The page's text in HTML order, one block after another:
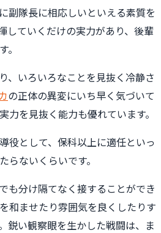
副隊長に相応しいといえる素質を
していくだけの実力があり、後輩
、いろいろなことを見抜く冷静さ
の正体の異変にいち早く気づいて
力を見抜く能力も優れています。
役として、保科以上に適任といっ
らないくらいです。
も分け隔てなく接することができ
和ませたり雰囲気を良くしたりす
鋭い観察眼を生かした戦闘は、ま